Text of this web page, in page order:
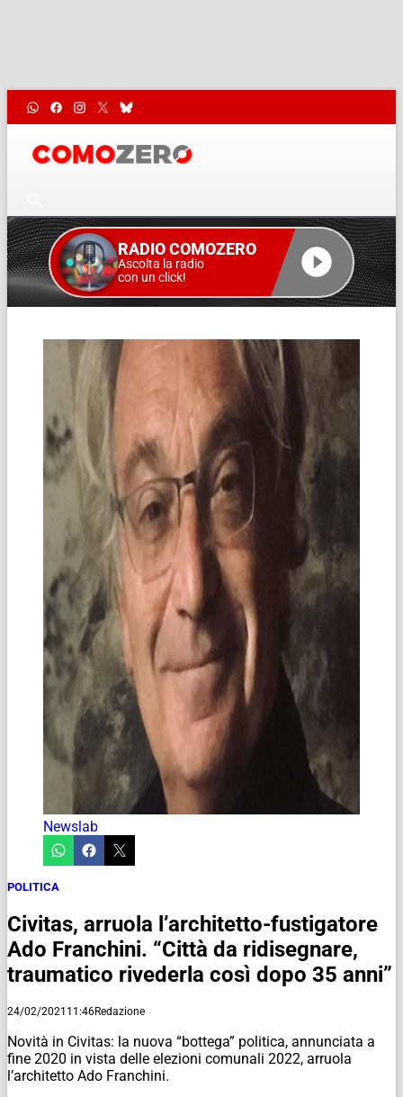
RADIO COMOZERO
Ascolta la radio
con un click!
Newslab
POLITICA
Civitas, arruola l’architetto-fustigatore
Ado Franchini. “Città da ridisegnare,
traumatico rivederla così dopo 35 anni”
24/02/2021 11:46Redazione
Novità in Civitas: la nuova “bottega” politica, annunciata a
fine 2020 in vista delle elezioni comunali 2022, arruola
l’architetto Ado Franchini.